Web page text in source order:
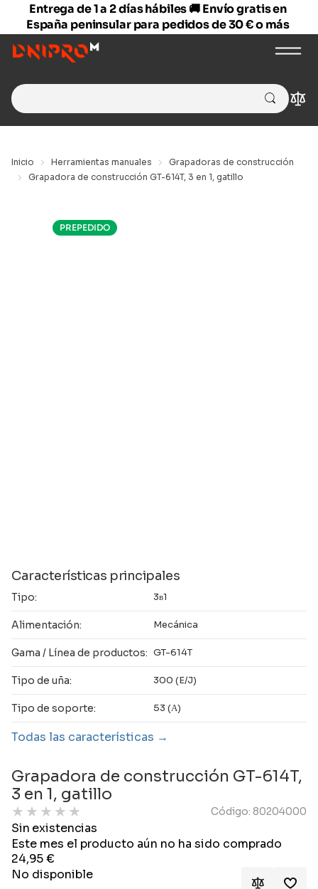
Entrega de 1 a 2 días hábiles 🚚 Envío gratis en
España peninsular para pedidos de 30 € o más
Search
for:
Inicio Herramientas manuales
Grapadoras de construcción
Grapadora de construcción GT-614T, 3 en 1, gatillo
PREPEDIDO
Características principales
Tipo: 3в1
Alimentación: Mecánica
Gama / Línea de productos: GT-614T
Tipo de uña: 300 (E/J)
Tipo de soporte: 53 (А)
Todas las características
Grapadora de construcción GT-614T,
3 en 1, gatillo
★ ★ ★ ★ ★ Código: 80204000
Sin existencias
Este mes el producto aún no ha sido comprado
24,95€
No disponible